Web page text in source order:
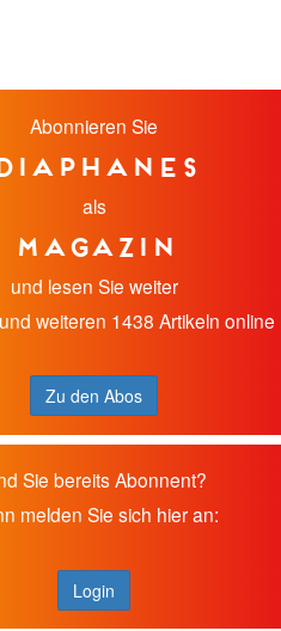
Abonnieren Sie
als
Magazin
und lesen Sie weiter
weiteren 1438 Artikeln online
Zu den Abos
Sie bereits Abonnent?
melden Sie sich hier an:
Login